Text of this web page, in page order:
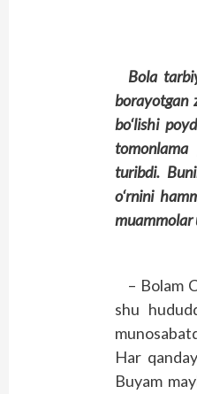
Bola
borayotgan
bo‘lishi
tomonlama
turibdi.
o‘rnini
muammolar
– Bolam
shu
Har
Buyam